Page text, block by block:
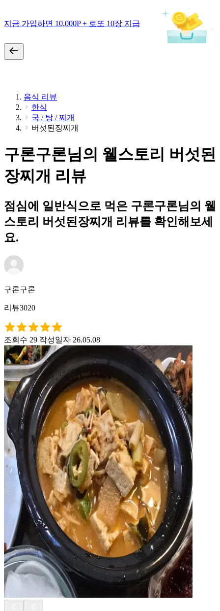
지금 가입하면 10,000P + 로또 10장 지급
음식 리뷰
한식
국 / 탕 / 찌개
버섯된장찌개
구론구론님의 웰스토리 버섯된
장찌개 리뷰
점심에 일반식으로 먹은 구론구론님의 웰
스토리 버섯된장찌개 리뷰를 확인해보세
요.
구론구론
리뷰3020
조회수 29 작성일자 26.05.08